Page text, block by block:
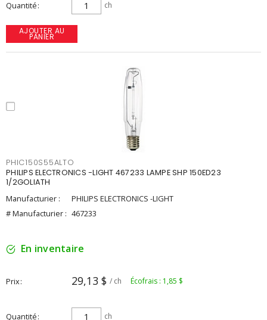
Quantité ch
AJOUTER AU
PANIER
PHIC150S55ALTO
PHILIPS ELECTRONICS -LIGHT 467233 LAMPE SHP 150ED23
1/2GOLIATH
Manufacturier :
PHILIPS ELECTRONICS -LIGHT
# Manufacturier : 467233
En inventaire
Prix 29,13 $ / ch Écofrais : 1,85 $
Quantité ch